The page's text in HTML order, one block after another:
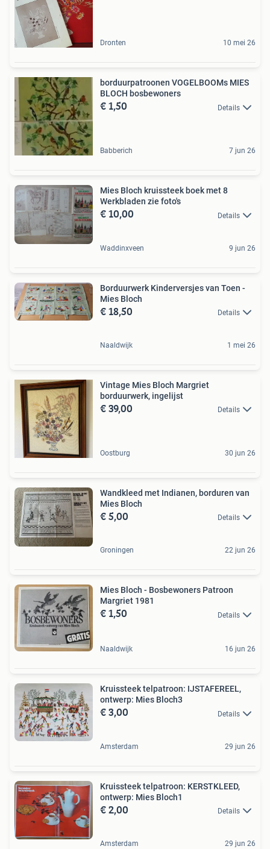
Dronten 10 mei 26
borduurpatroonen VOGELBOOMs MIES
BLOCH bosbewoners
€ 1,50 Details
Babberich 7 jun 26
Mies Bloch kruissteek boek met 8
Werkbladen zie foto's
€ 10,00 Details
Waddinxveen 9 jun 26
Borduurwerk Kinderversjes van Toen -
Mies Bloch
€ 18,50 Details
Naaldwijk 1 mei 26
Vintage Mies Bloch Margriet
borduurwerk, ingelijst
€ 39,00 Details
Oostburg 30 jun 26
Wandkleed met Indianen, borduren van
Mies Bloch
€ 5,00 Details
Groningen 22 jun 26
Mies Bloch - Bosbewoners Patroon
Margriet 1981
€ 1,50 Details
Naaldwijk 16 jun 26
Kruissteek telpatroon: IJSTAFEREEL,
ontwerp: Mies Bloch3
€ 3,00 Details
Amsterdam 29 jun 26
Kruissteek telpatroon: KERSTKLEED,
ontwerp: Mies Bloch1
€ 2,00 Details
Amsterdam 29 jun 26